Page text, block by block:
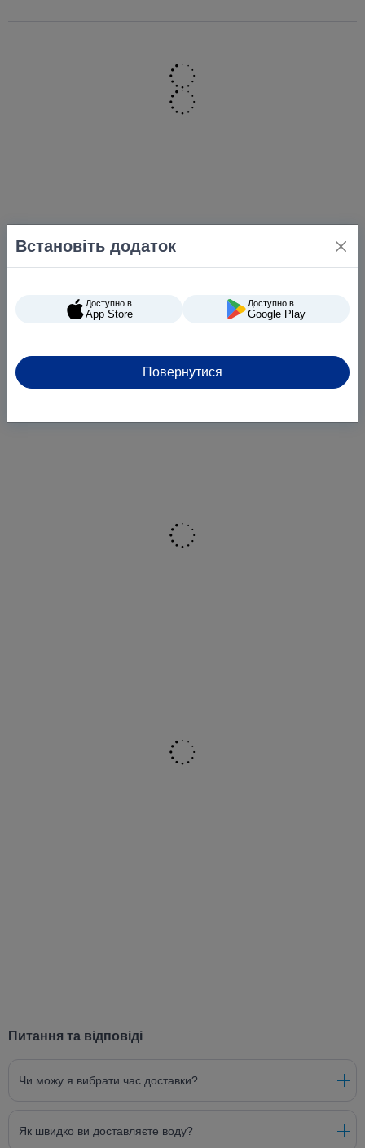
Питання та відповіді
Чи можу я вибрати час доставки?
Як швидко ви доставляєте воду?
Встановіть додаток
Доступно в
App Store
Доступно в
Google Play
Повернутися